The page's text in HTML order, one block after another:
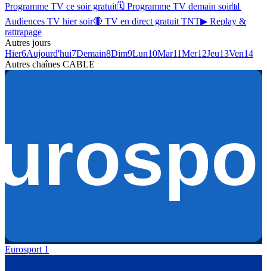
Programme TV ce soir gratuit🗓 Programme TV demain soir📊
Audiences TV hier soir🔴 TV en direct gratuit TNT▶ Replay &
rattrapage
Autres jours
Hier6Aujourd'hui7Demain8Dim9Lun10Mar11Mer12Jeu13Ven14
Autres chaînes CABLE
Eurosport 1